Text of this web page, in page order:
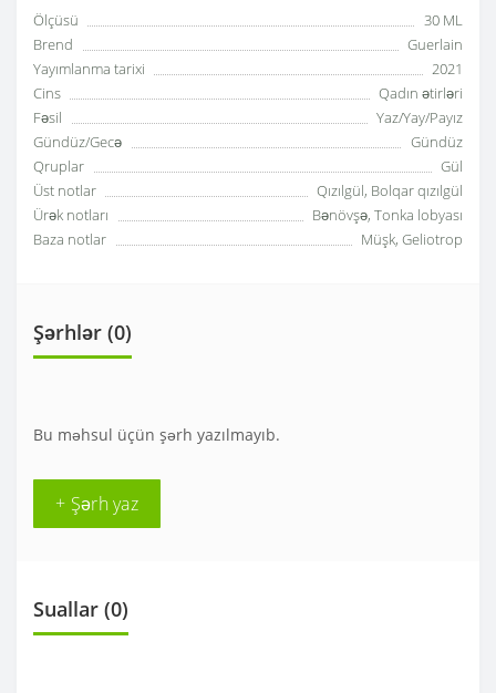
Ölçüsü
30 ML
Brend
Guerlain
Yayımlanma tarixi
2021
Cins
Qadın ətirləri
Fəsil
Yaz/Yay/Payız
Gündüz/Gecə
Gündüz
Qruplar
Gül
Üst notlar
Qızılgül, Bolqar qızılgül
Ürək notları
Bənövşə, Tonka lobyası
Baza notlar
Müşk, Geliotrop
Şərhlər (0)
Bu məhsul üçün şərh yazılmayıb.
+ Şərh yaz
Suallar (0)